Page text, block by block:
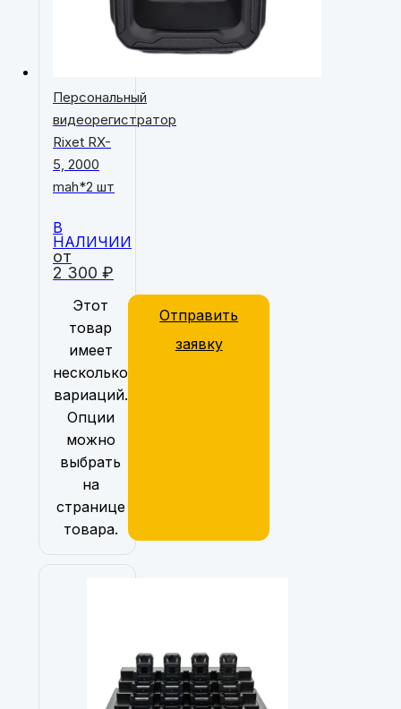
от
2 300 ₽
Персональный
видеорегистратор
Rixet RX-
5, 2000
mah*2 шт
В
НАЛИЧИИ
Этот
товар
имеет
несколько
вариаций.
Опции
можно
выбрать
на
странице
товара.
Отправить
заявку